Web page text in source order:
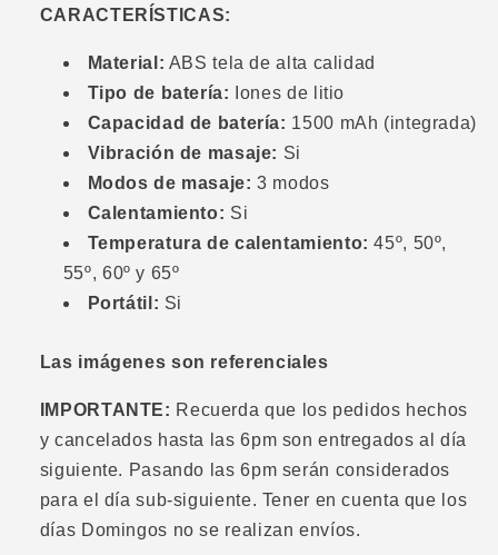
CARACTERÍSTICAS:
Material: ABS tela de alta calidad
Tipo de batería: Iones de litio
Capacidad de batería: 1500 mAh (integrada)
Vibración de masaje: Si
Modos de masaje: 3 modos
Calentamiento: Si
Temperatura de calentamiento: 45º, 50º,
55º, 60º y 65º
Portátil: Si
Las imágenes son referenciales
IMPORTANTE: Recuerda que los pedidos hechos
y cancelados hasta las 6pm son entregados al día
siguiente. Pasando las 6pm serán considerados
para el día sub-siguiente. Tener en cuenta que los
días Domingos no se realizan envíos.